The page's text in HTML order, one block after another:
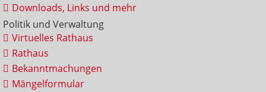
Downloads, Links und mehr
Politik und Verwaltung
Virtuelles Rathaus
Rathaus
Bekanntmachungen
Mängelformular